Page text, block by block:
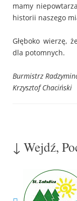
mamy
historii naszego
Głęboko wierzę,
dla potomnych.
Burmistrz
Krzysztof Chaciński
↓ Wejdź,